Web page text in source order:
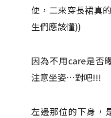
便，二來穿長裙真
生們應該懂))
因為不用care是否
注意坐姿…對吧!!!
左邊那位的下身，